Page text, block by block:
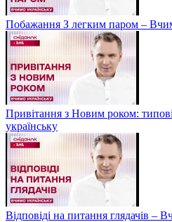
Побажання З легким паром –
Привітання з Новим роком:
українську
Відповіді на питання глядачів –